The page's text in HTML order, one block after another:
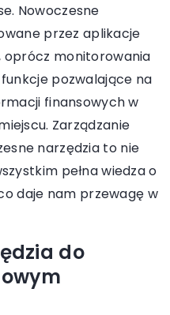
Nowoczesne
przez aplikacje
oprócz monitorowania
pozwalające na
finansowych w
Zarządzanie
narzędzia to nie
pełna wiedza o
daje nam przewagę w
do